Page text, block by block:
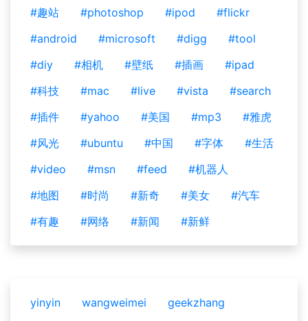
#趣站
#photoshop #ipod
#flickr
#android
#microsoft #digg
#tool
#diy
#相机 #壁纸 #插画
#ipad
#科技
#mac #live #vista
#search
#插件
#yahoo #美国 #mp3
#雅虎
#风光
#ubuntu #中国 #字体
#生活
#video
#msn #feed
#机器人
#地图
#时尚 #新奇 #美女
#汽车
#有趣
#网络 #新闻 #新鲜
yinyin wangweimei
geekzhang